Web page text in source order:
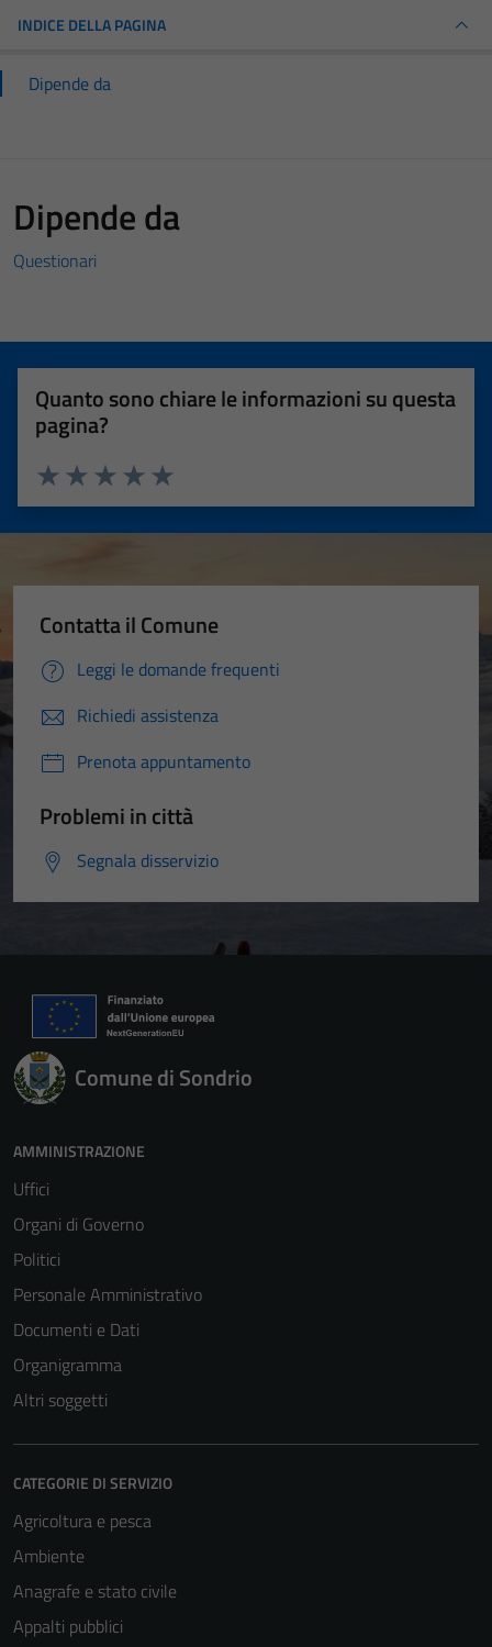
INDICE DELLA PAGINA
Dipende da
Dipende da
Questionari
Quanto sono chiare le informazioni su questa
pagina?
Valuta 5 stelle su 5
Valuta 4 stelle su 5
Valuta 3 stelle su 5
Valuta 2 stelle su 5
Valuta 1 stelle su 5
Contatta il Comune
Leggi le domande frequenti
Richiedi assistenza
Prenota appuntamento
Problemi in città
Segnala disservizio
Comune di Sondrio
AMMINISTRAZIONE
Uffici
Organi di Governo
Politici
Personale Amministrativo
Documenti e Dati
Organigramma
Altri soggetti
CATEGORIE DI SERVIZIO
Agricoltura e pesca
Ambiente
Anagrafe e stato civile
Appalti pubblici